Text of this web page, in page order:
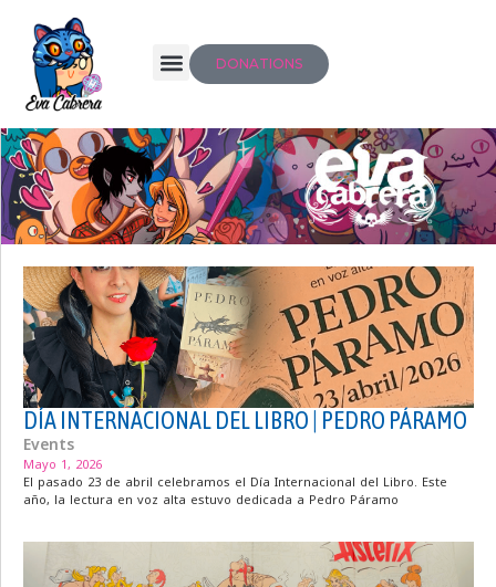
DONATIONS
DÍA INTERNACIONAL DEL LIBRO | PEDRO PÁRAMO
Events
Mayo 1, 2026
El pasado 23 de abril celebramos el Día Internacional del Libro. Este
año, la lectura en voz alta estuvo dedicada a Pedro Páramo